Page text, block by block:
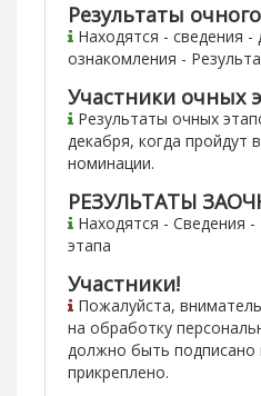
Результаты
Находятся - сведения -
ознакомления -
Участники очных
Результаты очных
декабря, когда пройдут
номинации.
РЕЗУЛЬТАТЫ
Находятся - Сведения
этапа
Участники!
Пожалуйста,
на обработку
должно быть подписано
прикреплено.